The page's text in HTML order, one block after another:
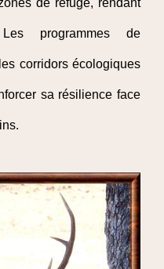
de refuge, rendant
programmes de
corridors écologiques
sa résilience face